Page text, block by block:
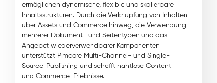
ermöglichen dynamische, flexible und skalierbare
Inhaltsstrukturen. Durch die Verknüpfung von Inhalten
über Assets und Commerce hinweg, die Verwendung
mehrerer Dokument- und Seitentypen und das
Angebot wiederverwendbarer Komponenten
unterstützt Pimcore Multi-Channel- und Single-
Source-Publishing und schafft nahtlose Content-
und Commerce-Erlebnisse.